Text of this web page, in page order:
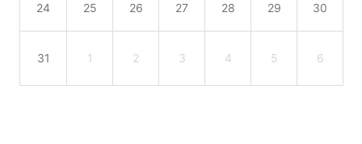
24 25 26 27 28 29 30
31 1 2 3 4 5 6